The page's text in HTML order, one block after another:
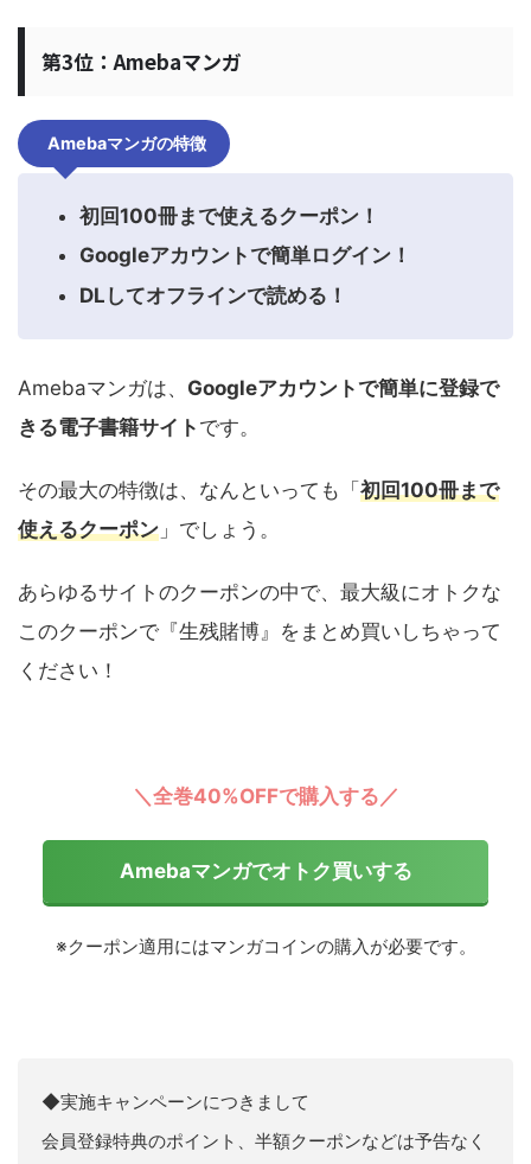
第3位：Amebaマンガ
Amebaマンガの特徴
初回100冊まで使えるクーポン！
Googleアカウントで簡単ログイン！
DLしてオフラインで読める！
Amebaマンガは、 Googleアカウントで簡単に登録で
きる電子書籍サイト です。
その最大の特徴は、なんといっても「 初回100冊まで
使えるクーポン 」でしょう。
あらゆるサイトのクーポンの中で、最大級にオトクな
このクーポンで『生残賭博』をまとめ買いしちゃって
ください！
＼全巻40%OFFで購入する／
Amebaマンガでオトク買いする
※クーポン適用にはマンガコインの購入が必要です。
◆実施キャンペーンにつきまして
会員登録特典のポイント、半額クーポンなどは予告なく